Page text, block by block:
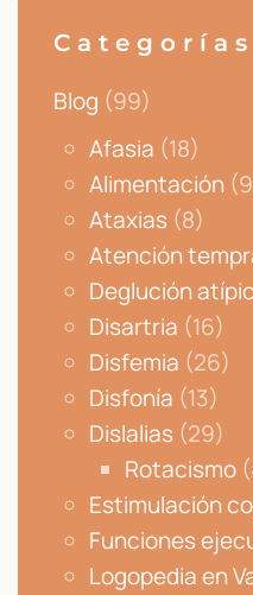
Categorías
Blog (99)
Afasia (18)
Alimentación
Ataxias (8)
Atención
Deglución
Disartria (16)
Disfemia (26)
Disfonía (13)
Dislalias (29)
Rotacismo
Estimulación
Funciones
Logopedia en